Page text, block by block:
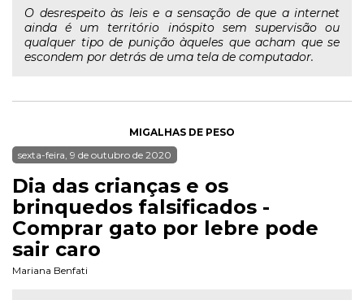
O desrespeito às leis e a sensação de que a internet
ainda é um território inóspito sem supervisão ou
qualquer tipo de punição àqueles que acham que se
escondem por detrás de uma tela de computador.
MIGALHAS DE PESO
sexta-feira, 9 de outubro de 2020
Dia das crianças e os
brinquedos falsificados -
Comprar gato por lebre pode
sair caro
Mariana Benfati